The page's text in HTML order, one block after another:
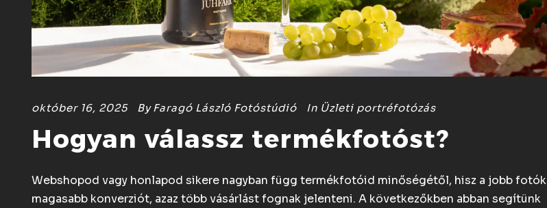
október 16, 2025 By Faragó László Fotóstúdió In Üzleti portréfotózás
Hogyan válassz termékfotóst?
Webshopod vagy honlapod sikere nagyban függ termékfotóid minőségétől, hisz a jobb fotók
magasabb konverziót, azaz több vásárlást fognak jelenteni. A következőkben abban segítünk